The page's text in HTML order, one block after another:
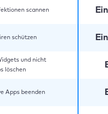
scannen
schützen
und nicht
löschen
Apps beenden